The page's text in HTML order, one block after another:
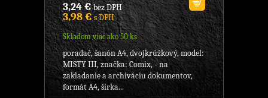
3,24 €bez DPH
3,98 €s DPH
Skladom viac ako 50 ks
poradač, šanón A4, dvojkrúžkový, model:
MISTY III, značka: Comix, - na
zakladanie a archiváciu dokumentov,
formát A4, šírka...